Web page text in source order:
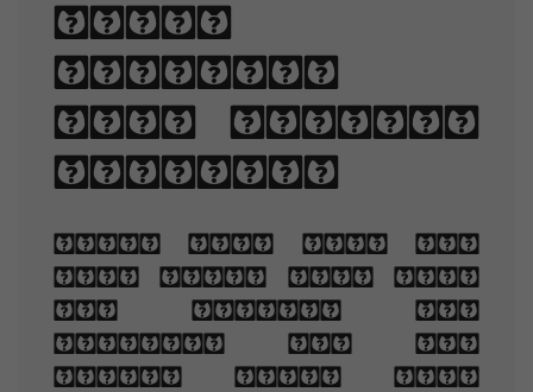
line-
spacing,
and letter-
spacing.
When you are old
and grey and full
of sleep, And
nodding by the
fire, take down